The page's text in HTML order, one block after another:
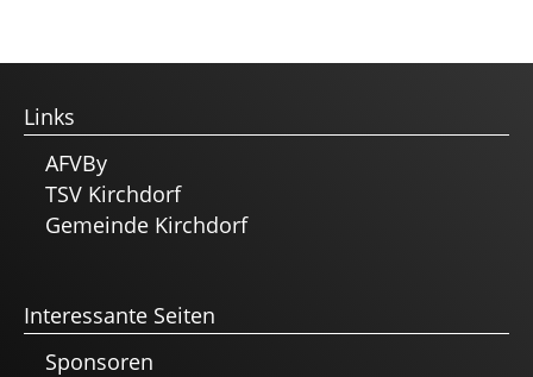
Links
AFVBy
TSV Kirchdorf
Gemeinde Kirchdorf
Interessante Seiten
Sponsoren